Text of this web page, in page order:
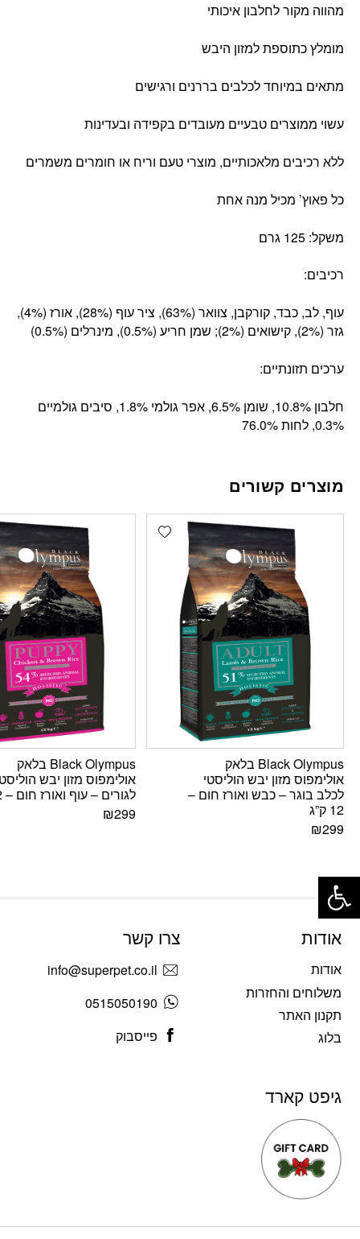
מהווה מקור לחלבון איכותי
מומלץ כתוספת למזון היבש
מתאים במיוחד לכלבים בררנים ורגישים
עשוי ממוצרים טבעיים מעובדים בקפידה ובעדינות
ללא רכיבים מלאכותיים, מוצרי טעם וריח או חומרים משמרים
כל פאוץ’ מכיל מנה אחת
משקל: 125 גרם
רכיבים:
עוף, לב, כבד, קורקבן, צוואר (63%), ציר עוף (28%), אורז (4%),
גזר (2%), קישואים (2%); שמן חריע (0.5%), מינרלים (0.5%)
ערכים תזונתיים:
חלבון 10.8%, שומן 6.5%, אפר גולמי 1.8%, סיבים גולמיים
0.3%, לחות 76.0%
מוצרים קשורים
Add wishlist
Black Olympus בלאק
אולימפוס מזון יבש הוליסטי
לכלב בוגר – כבש ואורז חום –
12 ק”ג
₪299
Black Olympus בלאק
אולימפוס מזון יבש
לגורים – עוף ואורז חום – 12 ק”ג
₪299
אודות
אודות
משלוחים והחזרות
תקנון האתר
בלוג
צרו קשר
info@superpet.co.il
0515050190
פייסבוק
גיפט קארד
פתח סרגל נגישות